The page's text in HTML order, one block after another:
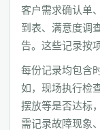
客户需求确认单
到表、满意度调
告。这些记录按
每份记录均包含
如，现场执行检
摆放等是否达标
需记录故障现象